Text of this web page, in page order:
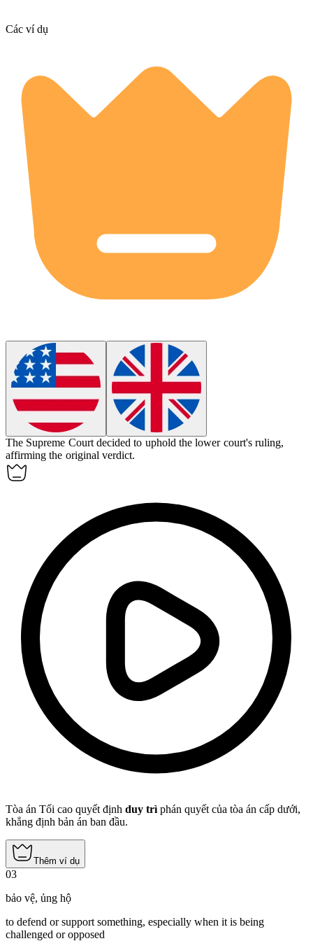
Các ví dụ
The Supreme Court decided to uphold the lower court's ruling,
affirming the original verdict.
Tòa án Tối cao quyết định duy trì phán quyết của tòa án cấp dưới,
khẳng định bản án ban đầu.
Thêm ví dụ
03
bảo vệ, ủng hộ
to defend or support something, especially when it is being
challenged or opposed